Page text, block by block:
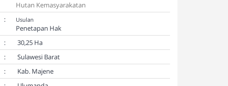
Hutan Kemasyarakatan
: Usulan
Penetapan Hak
:
30,25 Ha
:
Sulawesi Barat
:
Kab. Majene